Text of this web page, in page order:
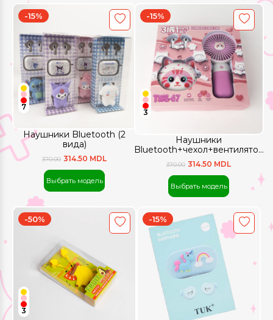
Наушники Bluetooth (2
вида)
-15%
7
370.00 314.50 MDL
Выбрать модель
Наушники
Bluetooth+чехол+вентилятор
Кот
-15%
3
370.00 314.50 MDL
Выбрать модель
-50%
3
-15%